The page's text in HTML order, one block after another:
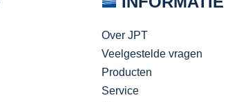
Over JPT
Veelgestelde vragen
Producten
Service